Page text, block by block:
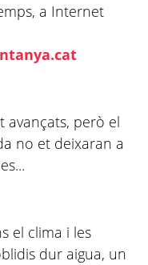
a Internet
avançats, però el
no et deixaran a
el clima i les
dur aigua, un